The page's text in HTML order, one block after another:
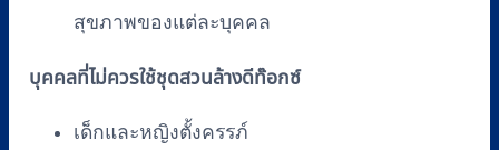
สุขภาพของแต่ละบุคคล
บุคคลที่ไม่ควรใช้ชุดสวนล้างดีท๊อกซ์
เด็กและหญิงตั้งครรภ์